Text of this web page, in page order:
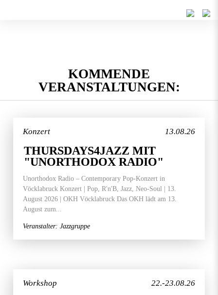
KOMMENDE
VERANSTALTUNGEN:
13.08.26
Konzert
THURSDAYS4JAZZ MIT
"UNORTHODOX RADIO"
Unorthodox Radio – Contemporary Pop-Konzert in
Vöcklabruck Konzert | Pop, R'n'B, Jazz, Neo-Soul | 13.
August 2026 | OKH Vöcklabruck Das OKH lädt am 13.
August zum...
Veranstalter: Jazzgruppe
22.-23.08.26
Workshop